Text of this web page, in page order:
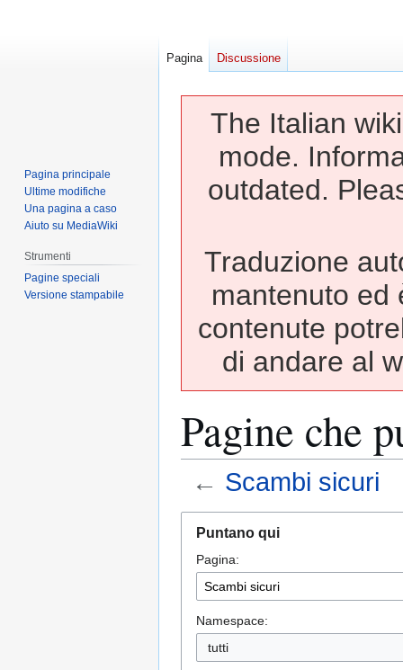
The Italian
mode.
outdated.
Traduzione
mantenuto ed
contenute
di andare al
Pagine che
← Scambi sicuri
alla
navigazione
alla
ricerca
Puntano qui
Pagina:
Namespace:
tutti
Pagina Discussione
Pagina principale
Ultime modifiche
Una pagina a caso
Aiuto su MediaWiki
Strumenti
Pagine speciali
Versione stampabile